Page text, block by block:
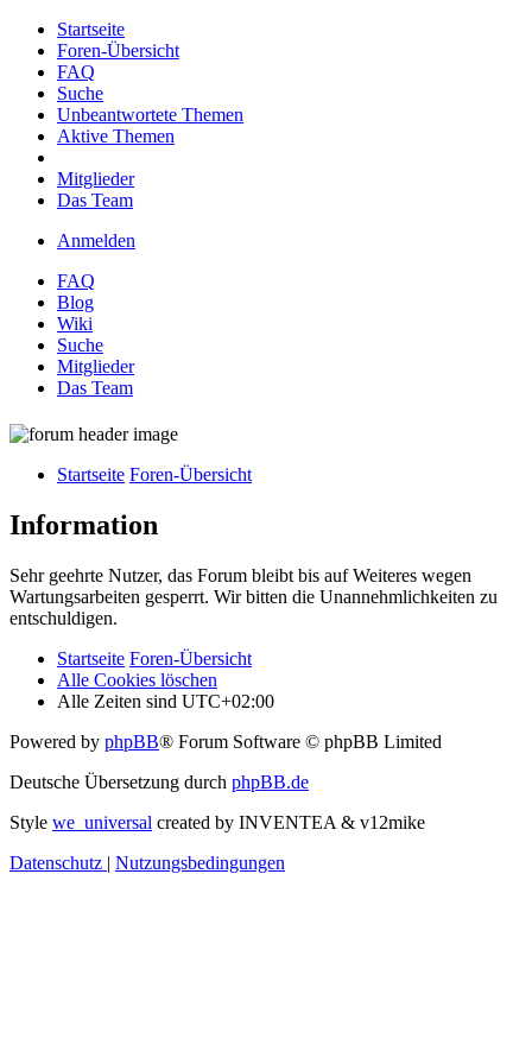
Startseite
Foren-Übersicht
FAQ
Suche
Unbeantwortete Themen
Aktive Themen
Mitglieder
Das Team
Anmelden
FAQ
Blog
Wiki
Suche
Mitglieder
Das Team
Startseite Foren-Übersicht
Information
Sehr geehrte Nutzer, das Forum bleibt bis auf Weiteres wegen
Wartungsarbeiten gesperrt. Wir bitten die Unannehmlichkeiten zu
entschuldigen.
Startseite Foren-Übersicht
Alle Cookies löschen
Alle Zeiten sind UTC+02:00
Powered by phpBB® Forum Software © phpBB Limited
Deutsche Übersetzung durch phpBB.de
Style we_universal created by INVENTEA & v12mike
Datenschutz | Nutzungsbedingungen